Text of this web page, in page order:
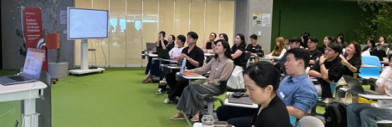
기사링크 복사하기